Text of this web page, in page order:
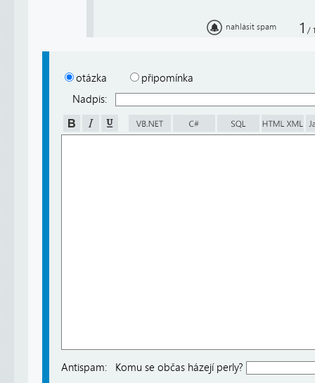
nahlásit spam 1 / 1
otázka
připomínka
Nadpis:
Antispam: Komu se občas házejí perly?